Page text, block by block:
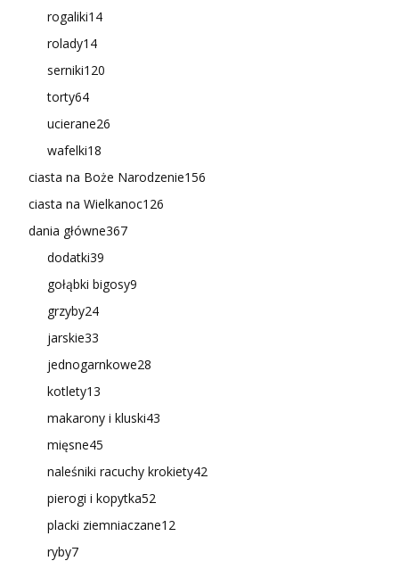
rogaliki14
rolady14
serniki120
torty64
ucierane26
wafelki18
ciasta na Boże Narodzenie156
ciasta na Wielkanoc126
dania główne367
dodatki39
gołąbki bigosy9
grzyby24
jarskie33
jednogarnkowe28
kotlety13
makarony i kluski43
mięsne45
naleśniki racuchy krokiety42
pierogi i kopytka52
placki ziemniaczane12
ryby7